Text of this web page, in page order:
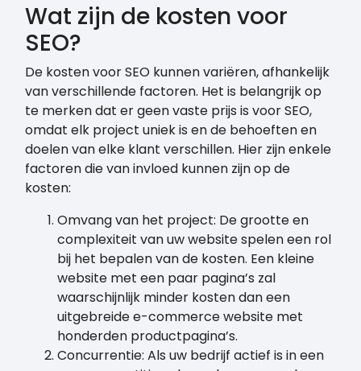
Wat zijn de kosten voor
SEO?
De kosten voor SEO kunnen variëren, afhankelijk
van verschillende factoren. Het is belangrijk op
te merken dat er geen vaste prijs is voor SEO,
omdat elk project uniek is en de behoeften en
doelen van elke klant verschillen. Hier zijn enkele
factoren die van invloed kunnen zijn op de
kosten:
Omvang van het project: De grootte en
complexiteit van uw website spelen een rol
bij het bepalen van de kosten. Een kleine
website met een paar pagina’s zal
waarschijnlijk minder kosten dan een
uitgebreide e-commerce website met
honderden productpagina’s.
Concurrentie: Als uw bedrijf actief is in een